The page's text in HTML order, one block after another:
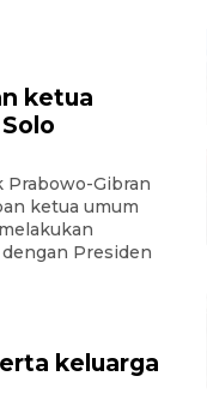
ketua
Prabowo-Gibran
ketua umum
Presiden
keluarga